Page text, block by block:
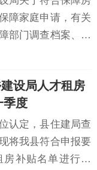
障家庭申请，有关
部门调查档案、核
第一季度符合申报
。具体名单如下：
人口数1巴...
设局人才租房
季度
认定，县住建局查
将我县符合申报要
补贴名单进行公